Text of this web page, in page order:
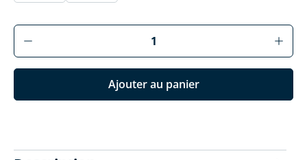
Produkt Anzahl: Gib den gewünschten
Ajouter au panier